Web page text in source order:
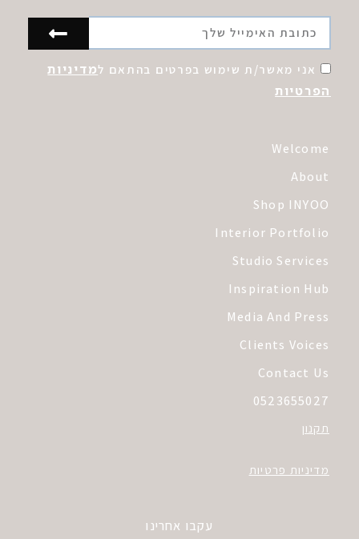
Welcome
About
Shop INYOO
Interior Portfolio
Studio Services
Inspiration Hub
Media And Press
Clients Voices
Contact Us
0523655027
תקנון
מדיניות פרטיות
אני מאשר/ת שימוש בפרטים בהתאם למדיניות
הפרטיות
עקבו אחרינו